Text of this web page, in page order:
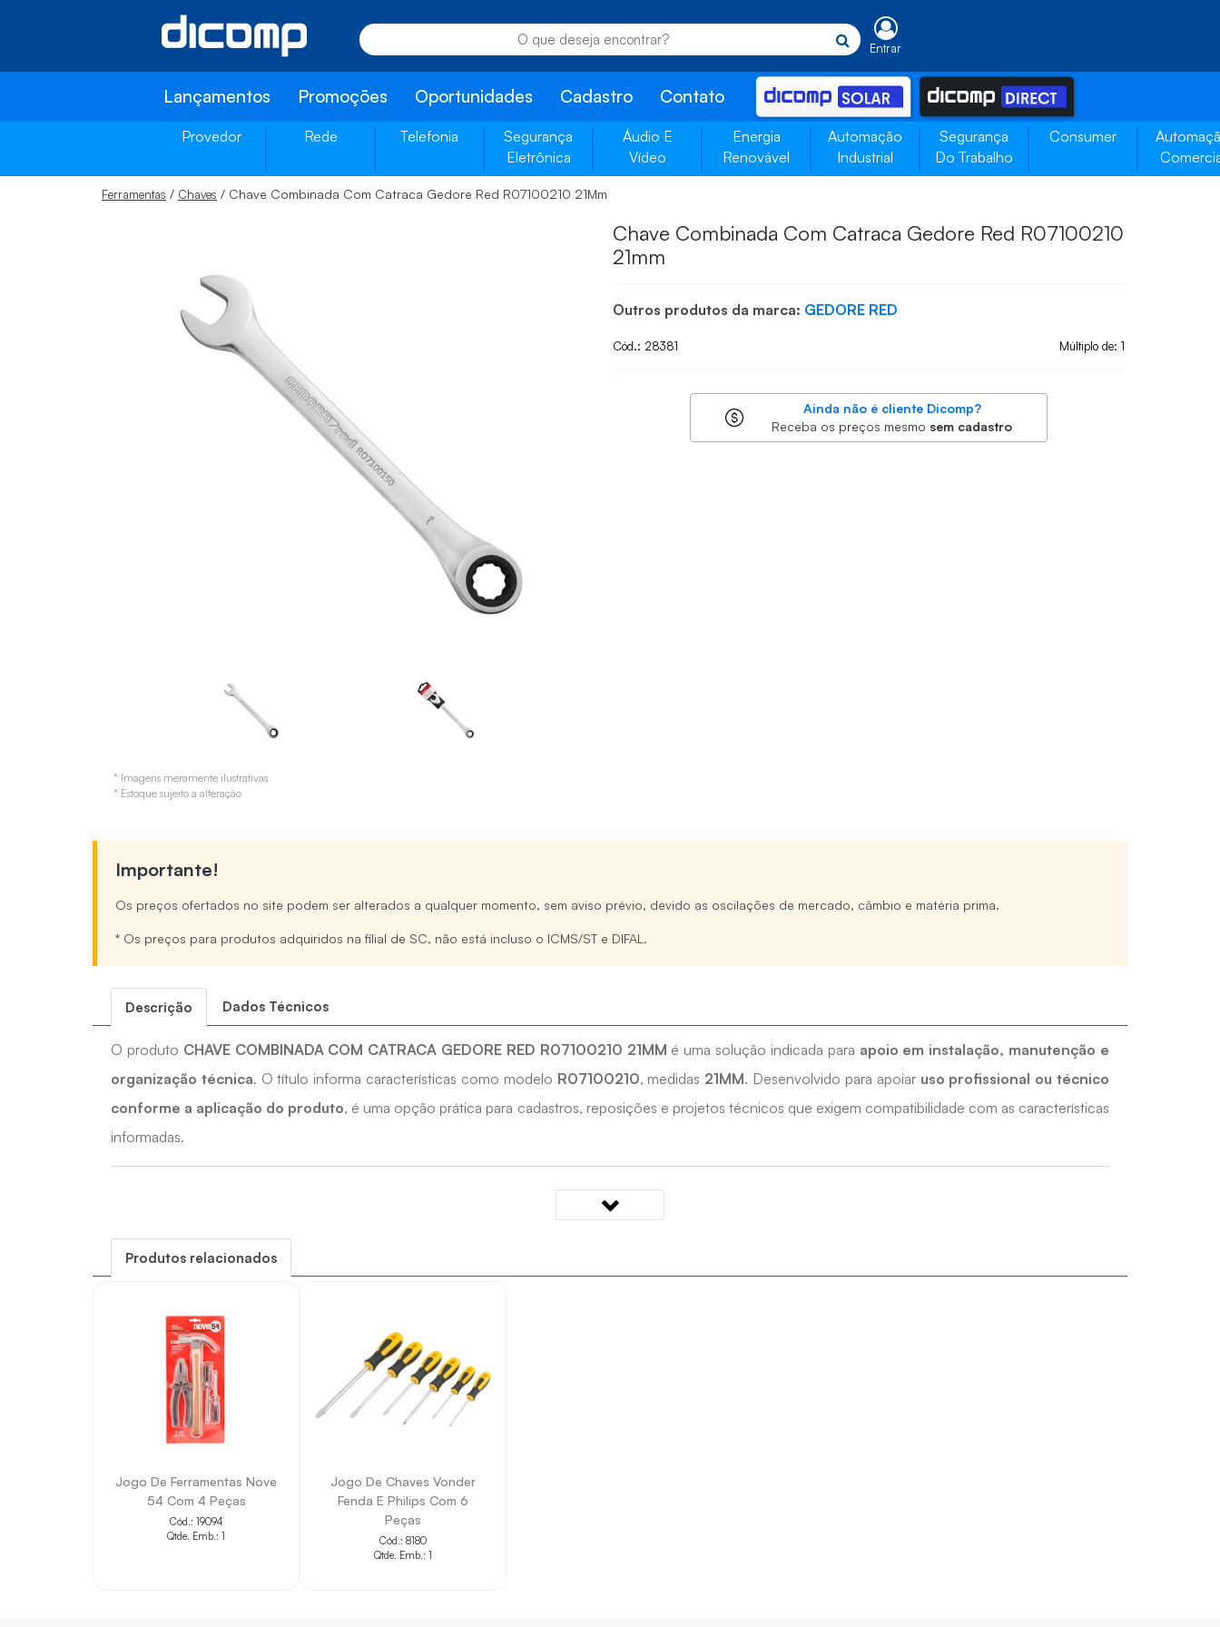
Entrar
Lançamentos Promoções Oportunidades Cadastro Contato
Provedor Rede Telefonia
Segurança
Eletrônica
Áudio E
Vídeo
Energia
Renovável
Automação
Industrial
Segurança
Do Trabalho
Consumer
Ferramentas / Chaves / Chave Combinada Com Catraca Gedore Red R07100210 21Mm
* Imagens meramente ilustrativas
* Estoque sujeito a alteração
Chave Combinada Com Catraca Gedore Red R07100210
21mm
Outros produtos da marca: GEDORE RED
Cód.: 28381 Múltiplo de: 1
Ainda não é cliente Dicomp?
Receba os preços mesmo sem cadastro
Importante!
Os preços ofertados no site podem ser alterados a qualquer momento, sem aviso prévio, devido as oscilações de mercado, câmbio e matéria prima.
* Os preços para produtos adquiridos na filial de SC, não está incluso o ICMS/ST e DIFAL.
Descrição Dados Técnicos
O produto CHAVE COMBINADA COM CATRACA GEDORE RED R07100210 21MM é uma solução indicada para apoio em instalação, manutenção e
organização técnica. O título informa características como modelo R07100210, medidas 21MM. Desenvolvido para apoiar uso profissional ou técnico
conforme a aplicação do produto, é uma opção prática para cadastros, reposições e projetos técnicos que exigem compatibilidade com as características
informadas.
Quais os benefícios do CHAVE COMBINADA COM CATRACA GEDORE RED R07100210 21MM?
• Auxilia em instalações, manutenções e reposições técnicas.
• Facilita a identificação das principais características pelo título.
• Indicado para aplicações compatíveis com as informações apresentadas.
• Ajuda na seleção correta do item conforme o projeto ou necessidade técnica.
Produtos relacionados
Jogo De Ferramentas Nove
54 Com 4 Peças
Cód.: 19094
Qtde. Emb.: 1
Jogo De Chaves Vonder
Fenda E Philips Com 6
Peças
Cód.: 8180
Qtde. Emb.: 1